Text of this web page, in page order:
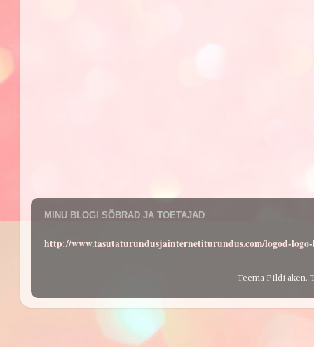
MINU BLOGI SÕBRAD JA TOETAJAD
http://www.tasutaturundusjainternetiturundus.com/logod-
Teema Pildi aken.